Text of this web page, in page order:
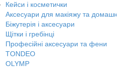
Кейси і косметички
Аксесуари для макіяжу та
Біжутерія і аксесуари
Щітки і гребінці
Професійні аксесуари та фени
TONDEO
OLYMP